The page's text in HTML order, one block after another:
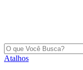
Atalhos